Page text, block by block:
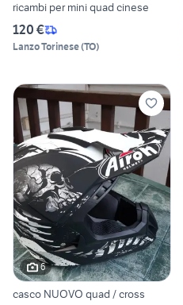
ricambi per mini quad cinese
120 €
Lanzo Torinese(TO)
6
casco NUOVO quad / cross